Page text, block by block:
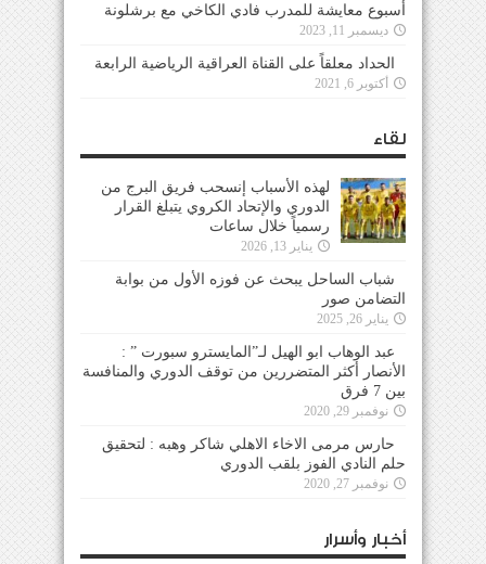
أسبوع معايشة للمدرب فادي الكاخي مع برشلونة
ديسمبر 11, 2023
الحداد معلقاً على القناة العراقية الرياضية الرابعة
أكتوبر 6, 2021
لقاء
لهذه الأسباب إنسحب فريق البرج من
الدوري والإتحاد الكروي يتبلغ القرار
رسمياً خلال ساعات
يناير 13, 2026
شباب الساحل يبحث عن فوزه الأول من بوابة
التضامن صور
يناير 26, 2025
عبد الوهاب ابو الهيل لـ”المايسترو سبورت ” :
الأنصار أكثر المتضررين من توقف الدوري والمنافسة
بين 7 فرق
نوفمبر 29, 2020
حارس مرمى الاخاء الاهلي شاكر وهبه : لتحقيق
حلم النادي الفوز بلقب الدوري
نوفمبر 27, 2020
أخبار وأسرار